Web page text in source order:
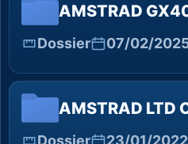
AMSTRAD
Dossier 07/02/
AMSTRAD LTD